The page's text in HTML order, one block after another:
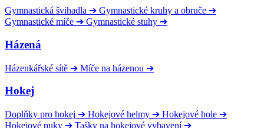
Gymnastická švihadla ➔ Gymnastické kruhy a obruče ➔
Gymnastické míče ➔ Gymnastické stuhy ➔
Házená
Házenkářské sítě ➔ Míče na házenou ➔
Hokej
Doplňky pro hokej ➔ Hokejové helmy ➔ Hokejové hole ➔
Hokejové puky ➔ Tašky na hokejové vybavení ➔